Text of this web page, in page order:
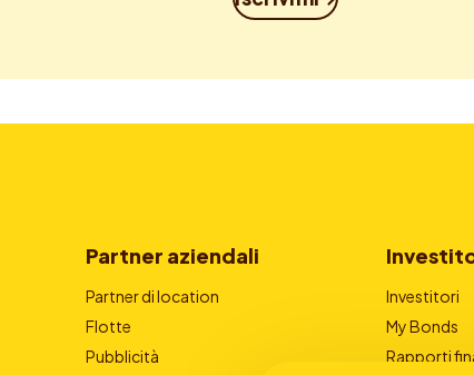
Partner aziendali
Partner di location
Flotte
Pubblicità
Investitori
My Bonds
Rapporti